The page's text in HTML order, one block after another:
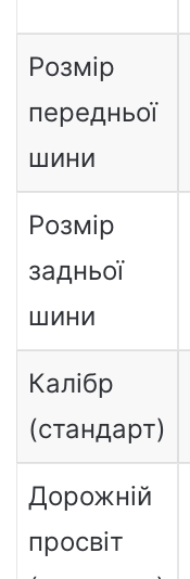
Розмір
передньої
шини
Розмір
задньої
шини
Калібр
(стандарт)
Дорожній
просвіт